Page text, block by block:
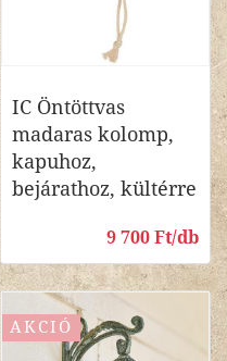
IC Öntöttvas
madaras kolomp,
kapuhoz,
bejárathoz, kültérre
9 700 Ft/db
AKCIÓ